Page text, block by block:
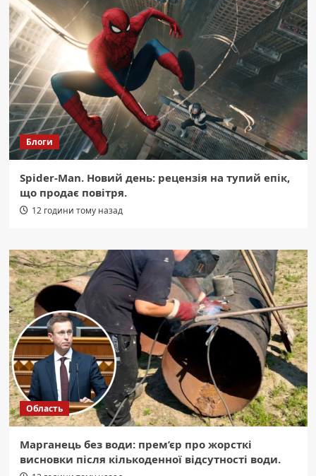
Блоги
Spider-Man. Новий день: рецензія на тупий епік,
що продає повітря.
12 години тому назад
Область
Марганець без води: прем’єр про жорсткі
висновки після кількоденної відсутності води.